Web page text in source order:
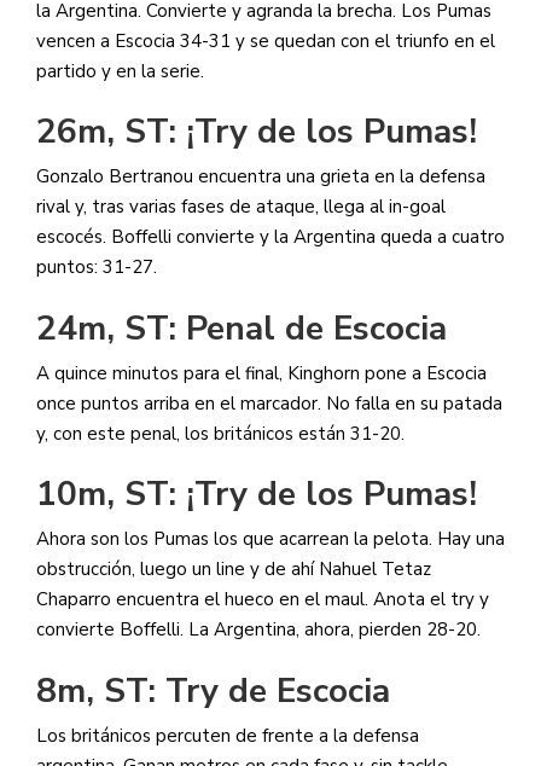
la Argentina. Convierte y agranda la brecha. Los Pumas
vencen a Escocia 34-31 y se quedan con el triunfo en el
partido y en la serie.
26m, ST: ¡Try de los Pumas!
Gonzalo Bertranou encuentra una grieta en la defensa
rival y, tras varias fases de ataque, llega al in-goal
escocés. Boffelli convierte y la Argentina queda a cuatro
puntos: 31-27.
24m, ST: Penal de Escocia
A quince minutos para el final, Kinghorn pone a Escocia
once puntos arriba en el marcador. No falla en su patada
y, con este penal, los británicos están 31-20.
10m, ST: ¡Try de los Pumas!
Ahora son los Pumas los que acarrean la pelota. Hay una
obstrucción, luego un line y de ahí Nahuel Tetaz
Chaparro encuentra el hueco en el maul. Anota el try y
convierte Boffelli. La Argentina, ahora, pierden 28-20.
8m, ST: Try de Escocia
Los británicos percuten de frente a la defensa